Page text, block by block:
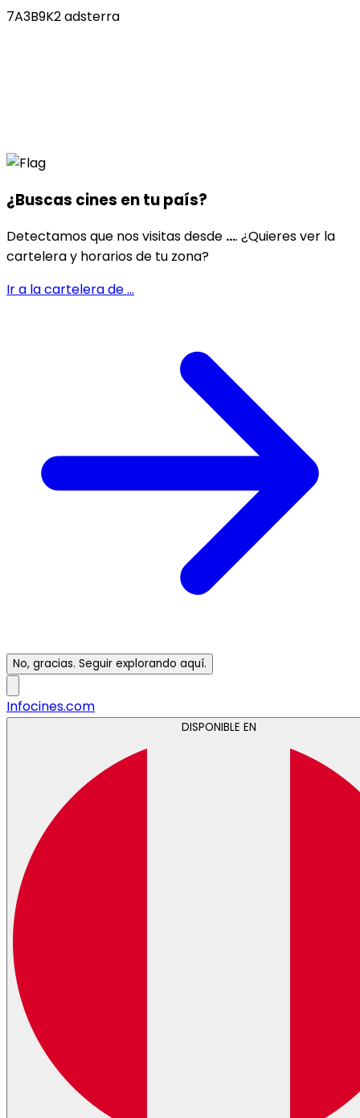
7A3B9K2 adsterra
¿Buscas cines entu país?
Detectamos que nos visitas desde .... ¿Quieres ver la
cartelera y horarios de tu zona?
Ir a la cartelera de...
No, gracias. Seguir explorando aquí.
Infocines.com
DISPONIBLE EN